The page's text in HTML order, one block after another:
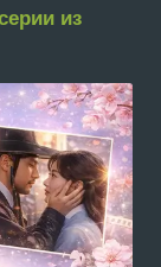
из